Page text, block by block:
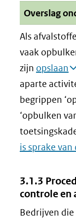
Overslag
Uitklappen
Als
vaak
zijn opslaan
aparte
begrippen
‘opbulken
is sprake van
3.1.3
controle en
Bedrijven